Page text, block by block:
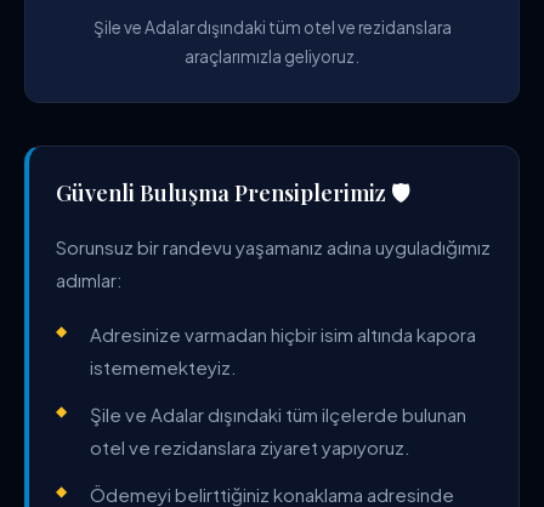
Şile ve Adalar dışındaki tüm otel ve rezidanslara
araçlarımızla geliyoruz.
Güvenli Buluşma Prensiplerimiz 🛡️
Sorunsuz bir randevu yaşamanız adına uyguladığımız
adımlar:
Adresinize varmadan hiçbir isim altında kapora
istememekteyiz.
Şile ve Adalar dışındaki tüm ilçelerde bulunan
otel ve rezidanslara ziyaret yapıyoruz.
Ödemeyi belirttiğiniz konaklama adresinde